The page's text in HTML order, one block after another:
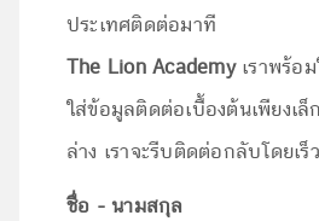
ประเทศติดต่อมาที
The Lion Academy เราพร้อ
ใส่ข้อมูลติดต่อเบื้องต้นเพียงเ
ล่าง เราจะรีบติดต่อกลับโดยเร็
ชื่อ - นามสกุล